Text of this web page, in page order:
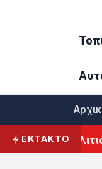
ΕΚΤΑΚΤΟ
Πολιτισμού